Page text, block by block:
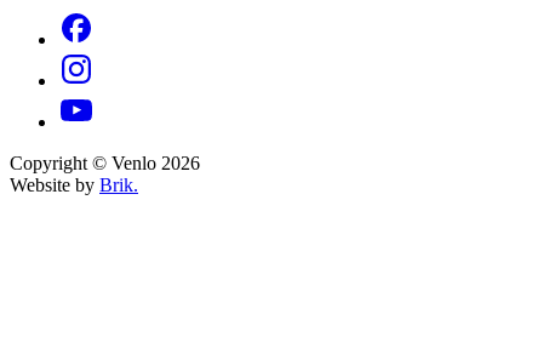
Copyright © Venlo 2026
Website by Brik.